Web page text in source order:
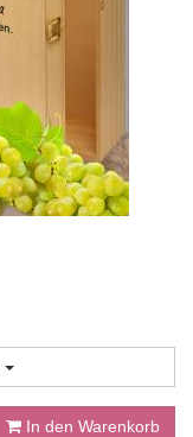
In den Warenkorb